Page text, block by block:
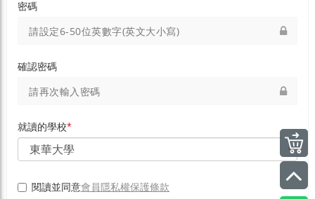
密碼
確認密碼
就讀的學校*
閱讀並同意會員隱私權保護條款